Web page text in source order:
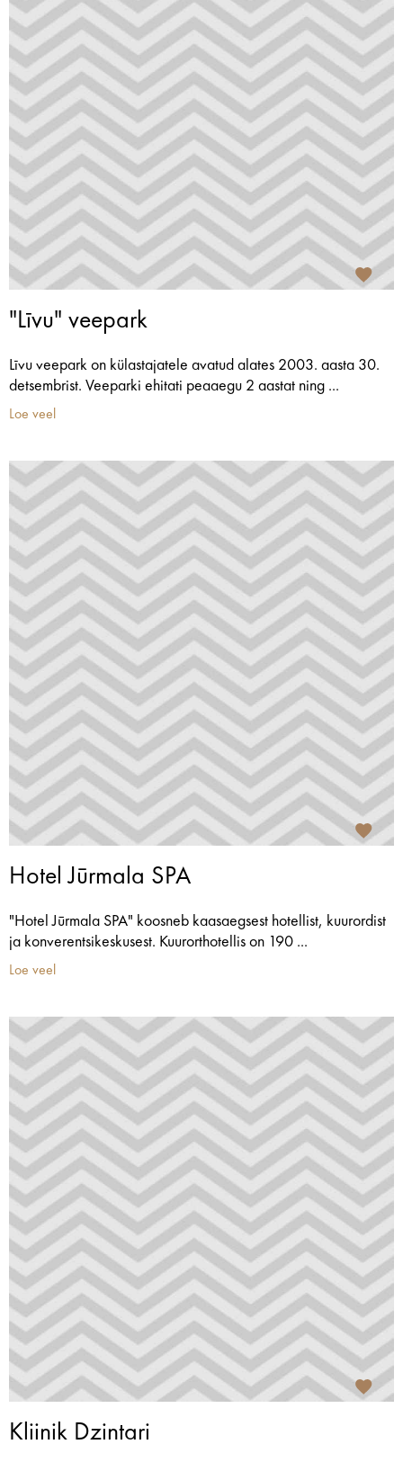
"Līvu" veepark
Līvu veepark on külastajatele avatud alates 2003. aasta 30.
detsembrist. Veeparki ehitati peaaegu 2 aastat ning ...
Loe veel
Hotel Jūrmala SPA
"Hotel Jūrmala SPA" koosneb kaasaegsest hotellist, kuurordist
ja konverentsikeskusest. Kuurorthotellis on 190 ...
Loe veel
Kliinik Dzintari